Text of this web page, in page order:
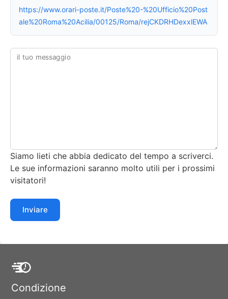
https://www.orari-poste.it/Poste%20-%20Ufficio%20Post
ale%20Roma%20Acilia/00125/Roma/rejCKDRHDexxlEWA
il tuo messaggio
Siamo lieti che abbia dedicato del tempo a scriverci.
Le sue informazioni saranno molto utili per i prossimi
visitatori!
Inviare
Condizione